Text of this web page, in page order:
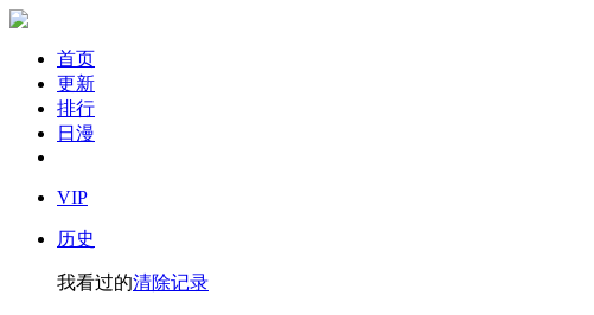
首页
更新
排行
日漫
VIP
历史
我看过的清除记录